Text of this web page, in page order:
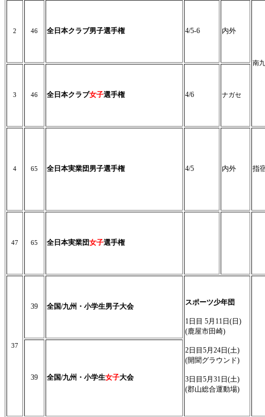
2 46 全日本クラブ男子選手権 4/5-6 内外
南
3 46 全日本クラブ女子選手権 4/6 ナガセ
4 65 全日本実業団男子選手権 4/5 内外 指
47 65 全日本実業団女子選手権
37
39 全国/九州・小学生男子大会 スポーツ少年団
1日目 5月11日(日)
(鹿屋市田崎)
2日目5月24日(土)
(開聞グラウンド)
3日目5月31日(土)
(郡山総合運動場)
39 全国/九州・小学生女子大会